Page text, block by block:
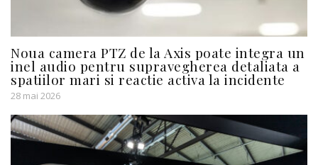
Noua camera PTZ de la Axis poate integra un
inel audio pentru supravegherea detaliata a
spatiilor mari si reactie activa la incidente
28 mai 2026